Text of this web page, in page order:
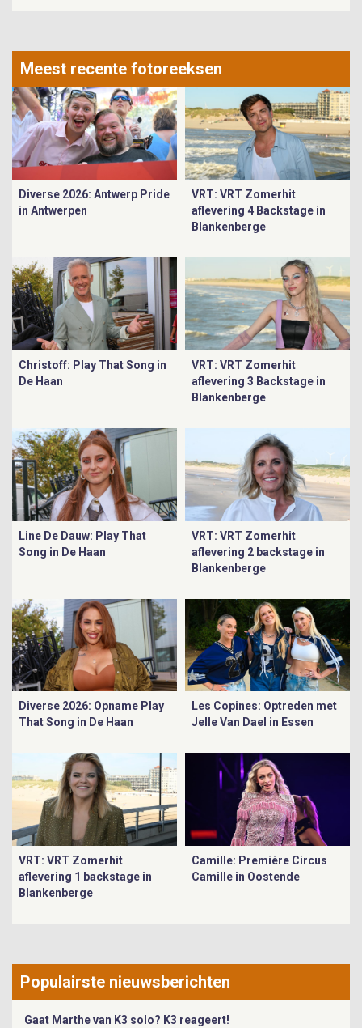
Meest recente fotoreeksen
Diverse 2026: Antwerp Pride
in Antwerpen
VRT: VRT Zomerhit
aflevering 4 Backstage in
Blankenberge
Christoff: Play That Song in
De Haan
VRT: VRT Zomerhit
aflevering 3 Backstage in
Blankenberge
Line De Dauw: Play That
Song in De Haan
VRT: VRT Zomerhit
aflevering 2 backstage in
Blankenberge
Diverse 2026: Opname Play
That Song in De Haan
Les Copines: Optreden met
Jelle Van Dael in Essen
VRT: VRT Zomerhit
aflevering 1 backstage in
Blankenberge
Camille: Première Circus
Camille in Oostende
Populairste nieuwsberichten
Gaat Marthe van K3 solo? K3 reageert!